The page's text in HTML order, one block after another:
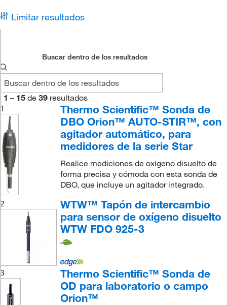
Limitar resultados
Buscar dentro de los resultados
1 – 15 de 39 resultados
1
Thermo Scientific™ Sonda de
DBO Orion™ AUTO-STIR™, con
agitador automático, para
medidores de la serie Star
Realice mediciones de oxígeno disuelto de
forma precisa y cómoda con esta sonda de
DBO, que incluye un agitador integrado.
2
WTW™ Tapón de intercambio
para sensor de oxígeno disuelto
WTW FDO 925-3
3
Thermo Scientific™ Sonda de
OD para laboratorio o campo
Orion™